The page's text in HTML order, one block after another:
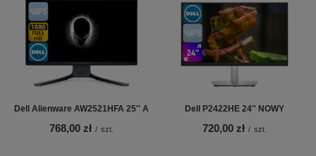
Dell Alienware AW2521HFA 25'' A
768,00 zł / szt.
Dell P2422HE 24'' NOWY
720,00 zł / szt.